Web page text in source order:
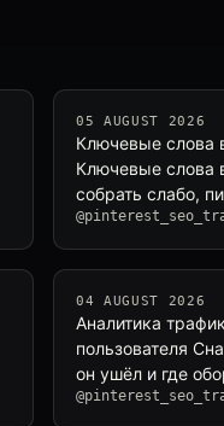
05 AUGUST 2026
Ключевые слова
Ключевые слова
собрать слабо,
04 AUGUST 2026
Аналитика
пользователя
он ушёл и где